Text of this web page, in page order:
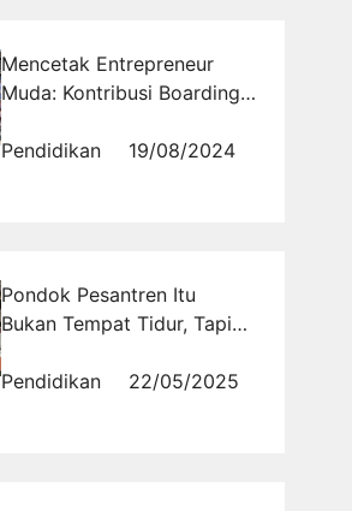
Mencetak Entrepreneur
Muda: Kontribusi Boarding
Pendidikan
19/08/2024
Pondok Pesantren Itu
Bukan Tempat Tidur, Tapi
Pendidikan
22/05/2025